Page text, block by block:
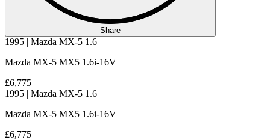
Share
1995 | Mazda MX-5 1.6
Mazda MX-5 MX5 1.6i-16V
£6,775
1995 | Mazda MX-5 1.6
Mazda MX-5 MX5 1.6i-16V
£6,775